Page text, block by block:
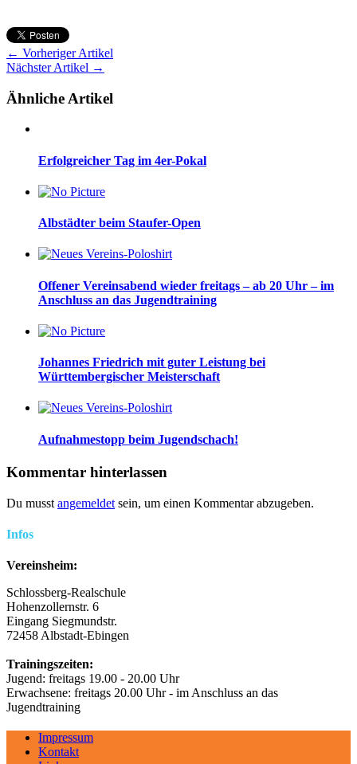
← Vorheriger Artikel
Nächster Artikel →
Ähnliche Artikel
Erfolgreicher Tag im 4er-Pokal
Albstädter beim Staufer-Open
Offener Vereinsabend wieder freitags – ab 20 Uhr – im
Anschluss an das Jugendtraining
Johannes Friedrich mit guter Leistung bei
Württembergischer Meisterschaft
Aufnahmestopp beim Jugendschach!
Kommentar hinterlassen
Du musst angemeldet sein, um einen Kommentar abzugeben.
Infos
Vereinsheim:
Schlossberg-Realschule
Hohenzollernstr. 6
Eingang Siegmundstr.
72458 Albstadt-Ebingen
Trainingszeiten:
Jugend: freitags 19.00 - 20.00 Uhr
Erwachsene: freitags 20.00 Uhr - im Anschluss an das
Jugendtraining
Impressum
Kontakt